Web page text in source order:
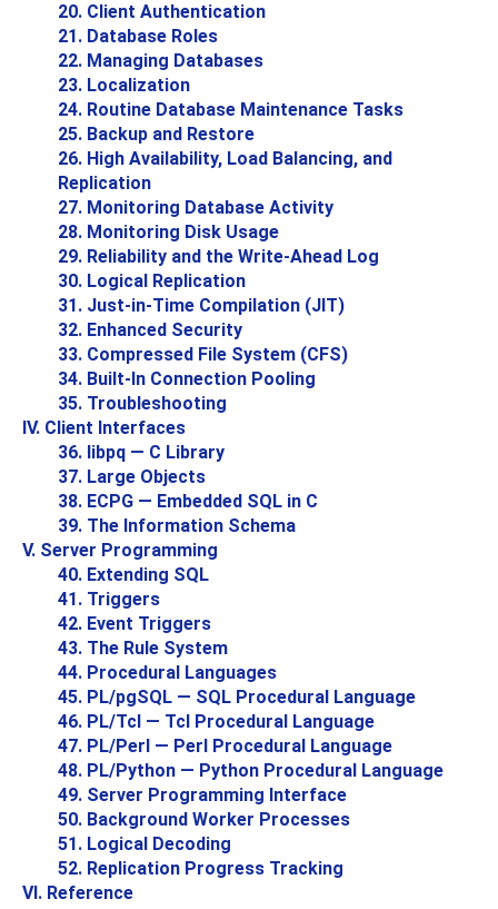
20. Client Authentication
21. Database Roles
22. Managing Databases
23. Localization
24. Routine Database Maintenance Tasks
25. Backup and Restore
26. High Availability, Load Balancing, and
Replication
27. Monitoring Database Activity
28. Monitoring Disk Usage
29. Reliability and the Write-Ahead Log
30. Logical Replication
31. Just-in-Time Compilation (JIT)
32. Enhanced Security
33. Compressed File System (CFS)
34. Built-In Connection Pooling
35. Troubleshooting
IV. Client Interfaces
36. libpq — C Library
37. Large Objects
38. ECPG — Embedded SQL in C
39. The Information Schema
V. Server Programming
40. Extending SQL
41. Triggers
42. Event Triggers
43. The Rule System
44. Procedural Languages
45. PL/pgSQL — SQL Procedural Language
46. PL/Tcl — Tcl Procedural Language
47. PL/Perl — Perl Procedural Language
48. PL/Python — Python Procedural Language
49. Server Programming Interface
50. Background Worker Processes
51. Logical Decoding
52. Replication Progress Tracking
VI. Reference